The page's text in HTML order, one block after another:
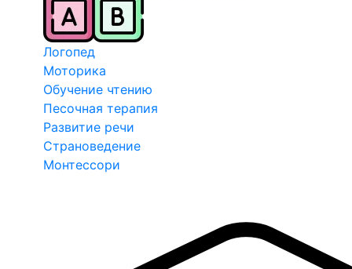
Логопед
Моторика
Обучение чтению
Песочная терапия
Развитие речи
Страноведение
Монтессори